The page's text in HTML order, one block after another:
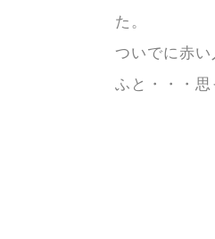
た。
ついでに赤
ふと・・・